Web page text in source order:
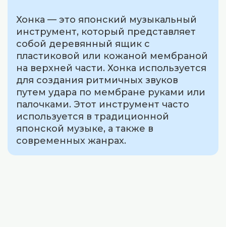
Хонка — это японский музыкальный
инструмент, который представляет
собой деревянный ящик с
пластиковой или кожаной мембраной
на верхней части. Хонка используется
для создания ритмичных звуков
путем удара по мембране руками или
палочками. Этот инструмент часто
используется в традиционной
японской музыке, а также в
современных жанрах.